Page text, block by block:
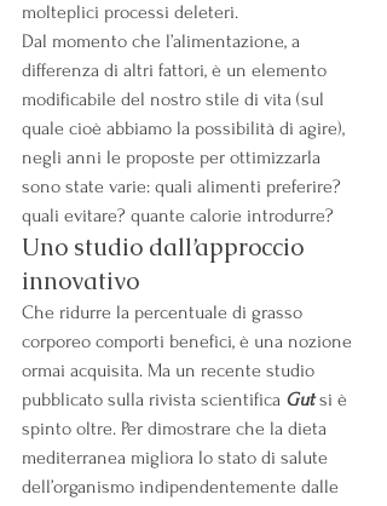
molteplici processi deleteri.
Dal momento che l’alimentazione, a
differenza di altri fattori, è un elemento
modificabile del nostro stile di vita (sul
quale cioè abbiamo la possibilità di agire),
negli anni le proposte per ottimizzarla
sono state varie: quali alimenti preferire?
quali evitare? quante calorie introdurre?
Uno studio dall’approccio
innovativo
Che ridurre la percentuale di grasso
corporeo comporti benefici, è una nozione
ormai acquisita. Ma un recente studio
pubblicato sulla rivista scientifica Gut si è
spinto oltre. Per dimostrare che la dieta
mediterranea migliora lo stato di salute
dell’organismo indipendentemente dalle